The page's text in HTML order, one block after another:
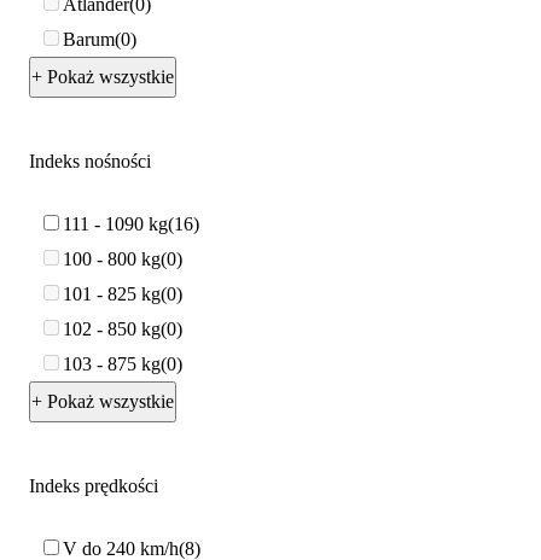
Barum 0
+ Pokaż wszystkie
Indeks nośności
111 - 1090 kg 16
100 - 800 kg 0
101 - 825 kg 0
102 - 850 kg 0
103 - 875 kg 0
+ Pokaż wszystkie
Indeks prędkości
V do 240 km/h 8